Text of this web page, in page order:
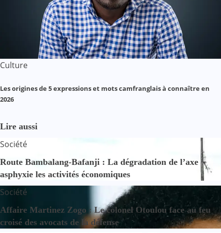
Culture
Les origines de 5 expressions et mots camfranglais à connaître en
2026
Lire aussi
Société
Route Bambalang-Bafanji : La dégradation de l’axe
asphyxie les activités économiques
Société
Affaire Martinez Zogo : Le colonel Otoulou face au feu
croisé des avocats de la défense